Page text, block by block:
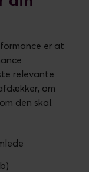
78 %
primære
med op
kunder
15 personer
kan du følge